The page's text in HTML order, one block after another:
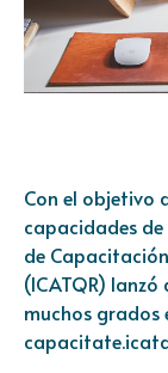
Con el objetivo
capacidades
de
(ICATQR)
muchos